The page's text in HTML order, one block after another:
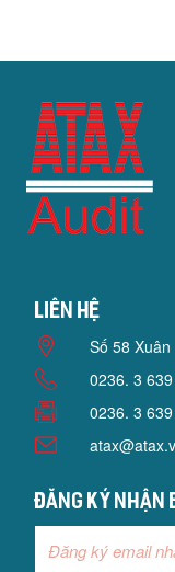
Liên hệ
Số 58
0236. 3
0236. 3
Đăng ký nhận